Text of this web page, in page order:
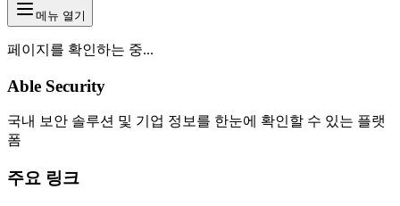
메뉴 열기
페이지를 확인하는 중...
Able Security
국내 보안 솔루션 및 기업 정보를 한눈에 확인할 수 있는 플랫
폼
주요 링크